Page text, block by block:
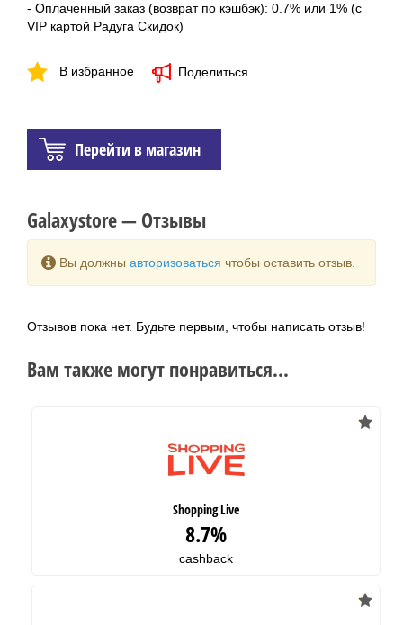
- Оплаченный заказ (возврат по кэшбэк): 0.7% или 1% (с
VIP картой Радуга Скидок)
В избранное Поделиться
Перейти в магазин
Galaxystore — Отзывы
Вы должны авторизоваться чтобы оставить отзыв.
Отзывов пока нет. Будьте первым, чтобы написать отзыв!
Вам также могут понравиться...
Shopping Live
8.7%
cashback